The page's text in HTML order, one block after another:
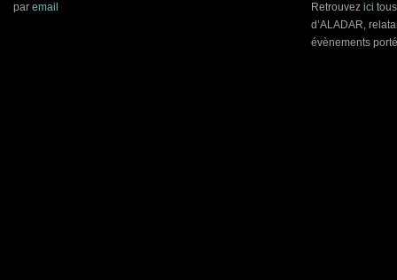
par email Retrouvez ici
d’ALADAR,
évènements